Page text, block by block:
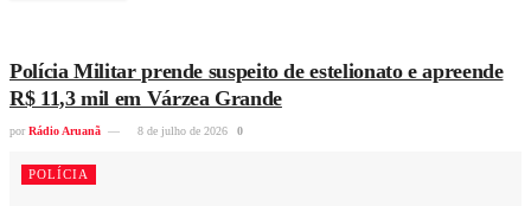
Polícia Militar prende suspeito de estelionato e apreende
R$ 11,3 mil em Várzea Grande
por Rádio Aruanã 8 de julho de 2026 0
POLÍCIA